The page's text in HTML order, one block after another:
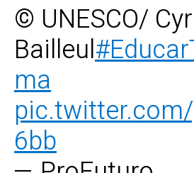
© UNESCO/
Bailleul
ma
6bb